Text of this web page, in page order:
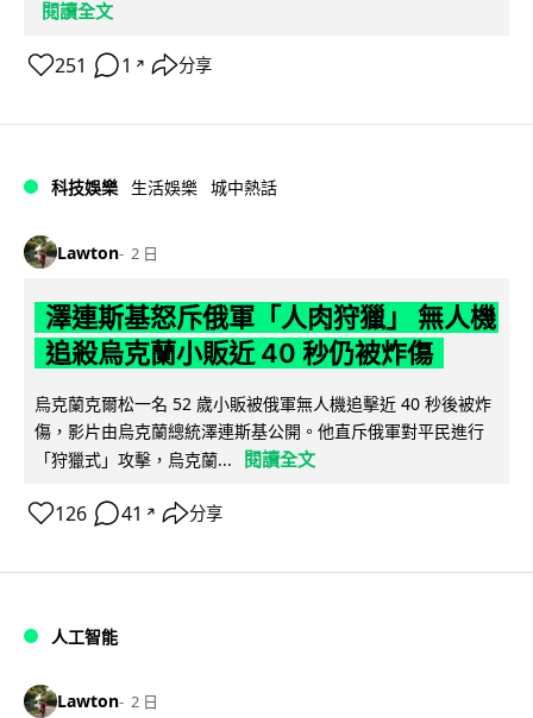
閱讀全文
251 1 ↗ 分享
科技娛樂 生活娛樂 城中熱話
Lawton 2 日
澤連斯基怒斥俄軍「人肉狩獵」 無人機
追殺烏克蘭小販近 40 秒仍被炸傷
烏克蘭克爾松一名 52 歲小販被俄軍無人機追擊近 40 秒後被炸
傷，影片由烏克蘭總統澤連斯基公開。他直斥俄軍對平民進行
「狩獵式」攻擊，烏克蘭...
閱讀全文
126 41 ↗ 分享
人工智能
Lawton 2 日